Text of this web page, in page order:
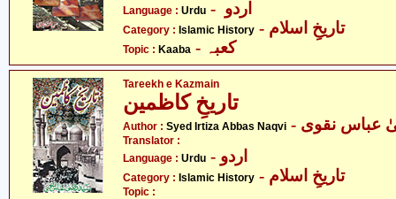
Language : Urdu
Category : Islamic History - تاریخِ اسلام
Topic : Kaaba - کعبہ
Tareekh e Kazmain
تاریخِ کاظمین
Author : Syed Irtiza Abbas Naqvi عباس نقوی
Translator :
Language : Urdu - اردو
Category : Islamic History - تاریخِ اسلام
Topic :